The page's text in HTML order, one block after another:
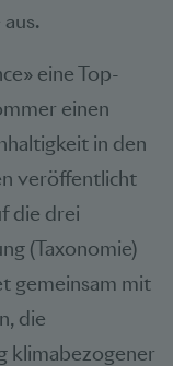
eine Top-
einen
in den
veröffentlicht
die drei
(Taxonomie)
gemeinsam mit
die
klimabezogener